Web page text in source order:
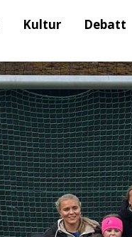
Kultur Debatt